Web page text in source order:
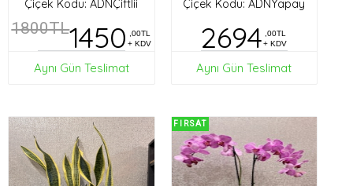
Çiçek Kodu: ADNÇiftlii
1800TL1450
,00TL
+ KDV
Aynı Gün Teslimat
Çiçek Kodu: ADNYapay
2694
,00TL
+ KDV
Aynı Gün Teslimat
FIRSAT